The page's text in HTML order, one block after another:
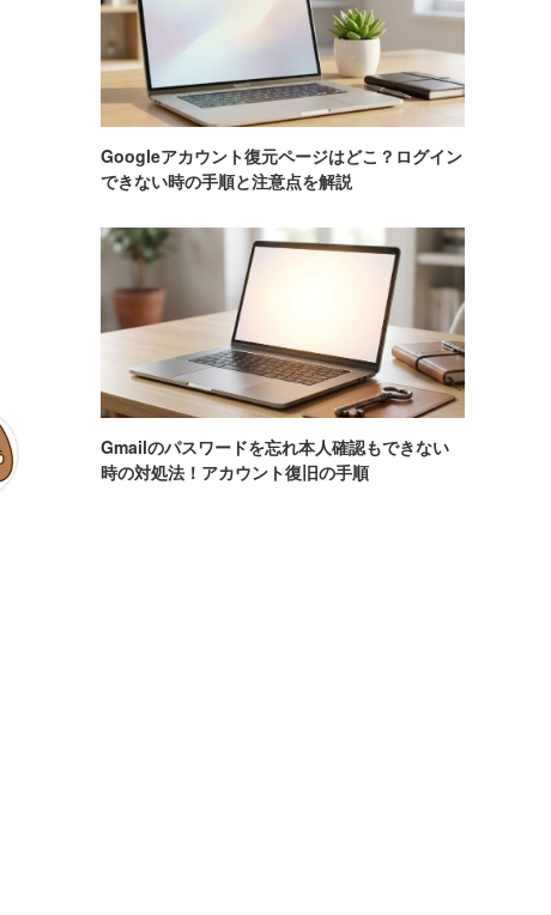
Googleアカウント復元ページはどこ？ログイン
できない時の手順と注意点を解説
Gmailのパスワードを忘れ本人確認もできない
時の対処法！アカウント復旧の手順